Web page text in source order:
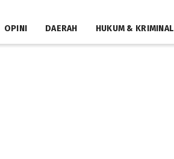
OPINI DAERAH HUKUM & KRIMINAL